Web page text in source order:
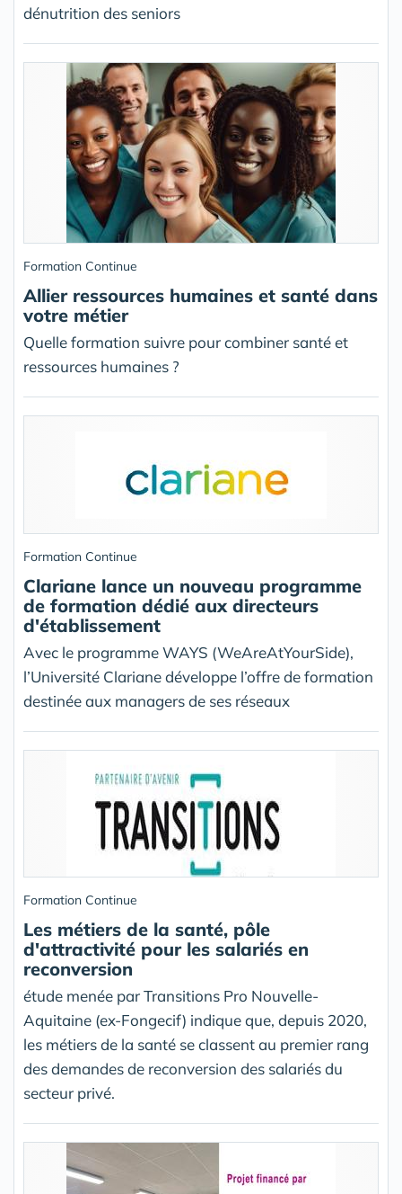
dénutrition des seniors
Formation Continue
Allier ressources humaines et santé dans
votre métier
Quelle formation suivre pour combiner santé et
ressources humaines ?
Formation Continue
Clariane lance un nouveau programme
de formation dédié aux directeurs
d'établissement
Avec le programme WAYS (WeAreAtYourSide),
l’Université Clariane développe l’offre de formation
destinée aux managers de ses réseaux
Formation Continue
Les métiers de la santé, pôle
d'attractivité pour les salariés en
reconversion
étude menée par Transitions Pro Nouvelle-
Aquitaine (ex-Fongecif) indique que, depuis 2020,
les métiers de la santé se classent au premier rang
des demandes de reconversion des salariés du
secteur privé.